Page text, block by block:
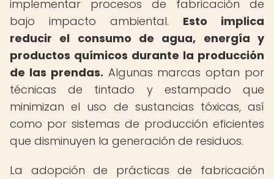
implementar procesos de fabricación de
bajo impacto ambiental. Esto implica
reducir el consumo de agua, energía y
productos químicos durante la producción
de las prendas. Algunas marcas optan por
técnicas de tintado y estampado que
minimizan el uso de sustancias tóxicas, así
como por sistemas de producción eficientes
que disminuyen la generación de residuos.
La adopción de prácticas de fabricación